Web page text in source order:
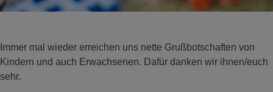
Immer mal wieder erreichen uns nette Grußbotschaften von
Kindern und auch Erwachsenen. Dafür danken wir ihnen/euch
sehr.